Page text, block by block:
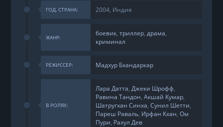
ГОД, СТРАНА: 2004, Индия
ЖАНР: боевик,триллер,драма,
криминал
РЕЖИССЕР: Мадхур Бхандаркар
В РОЛЯХ:
Лара Датта,Джеки Шрофф,
Равина Тандон,Акшай Кумар,
Шатругхан Синха,Сунил Шетти,
Пареш Раваль, Ирфан Кхан,Ом
Пури, Рахул Дев